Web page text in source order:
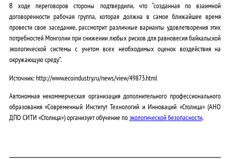
В ходе переговоров стороны подтвердили, что “созданная по взаимной
договоренности рабочая группа, которая должна в самое ближайшее время
провести свое заседание, рассмотрит различные варианты удовлетворения этих
потребностей Монголии при снижении любых рисков для равновесия байкальской
экологической системы с учетом всех необходимых оценок воздействия на
окружающую среду”.
Источник: http://www.ecoindustry.ru/news/view/49873.html
Автономная некоммерческая организация дополнительного профессионального
образования «Современный Институт Технологий и Инноваций «Столица» (АНО
ДПО СИТИ «Столица») организует обучение поэкологической безопасности.